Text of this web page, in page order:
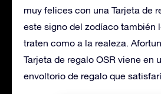
muy felices con una Tarjeta de
este signo del zodíaco también
traten como a la realeza.
Tarjeta de regalo OSR viene en
envoltorio de regalo que